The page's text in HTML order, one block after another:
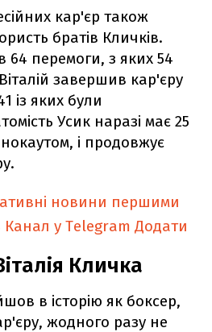
кар'єр також
братів Кличків.
64 перемоги, з яких 54
завершив кар'єру
із яких були
Усик наразі має 25
і продовжує
новини першими
Канал у Telegram Додати
Кличка
в історію як боксер,
жодного разу не